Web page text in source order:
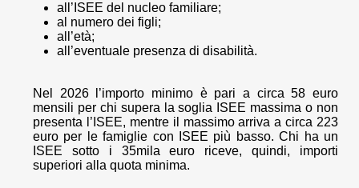
all’ISEE del nucleo familiare;
al numero dei figli;
all’età;
all’eventuale presenza di disabilità.
Nel 2026 l’importo minimo è pari a circa 58 euro
mensili per chi supera la soglia ISEE massima o non
presenta l’ISEE, mentre il massimo arriva a circa 223
euro per le famiglie con ISEE più basso. Chi ha un
ISEE sotto i 35mila euro riceve, quindi, importi
superiori alla quota minima.